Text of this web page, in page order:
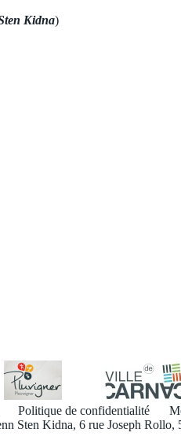
Kidna)
Politique de confidentialité
Sten Kidna, 6 rue Joseph Rollo,